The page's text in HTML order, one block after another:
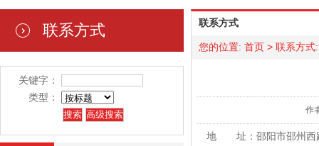
联系方式
您的位置: 首页 > 联系方式:
作
地 址：邵阳市邵州
联系方式
关键字：
类型：